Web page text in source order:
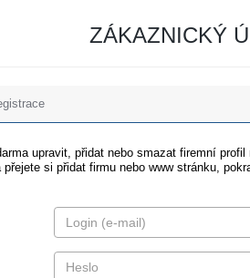
ZÁKAZNICKÝ
upravit, přidat nebo smazat firemní
přejete si přidat firmu nebo www stránku,